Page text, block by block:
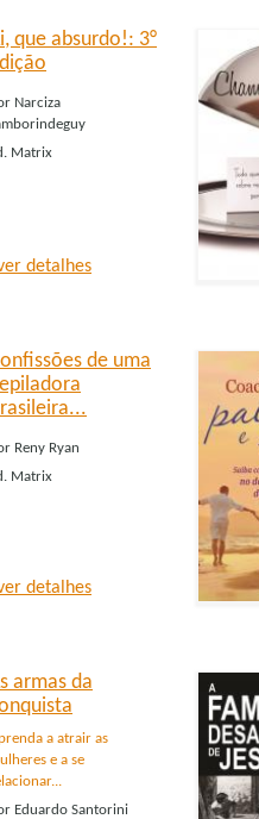
que absurdo!: 3°
Narciza
Matrix
detalhes
de uma
Reny Ryan
Matrix
detalhes
armas da
a atrair as
e a se
Eduardo Santorini